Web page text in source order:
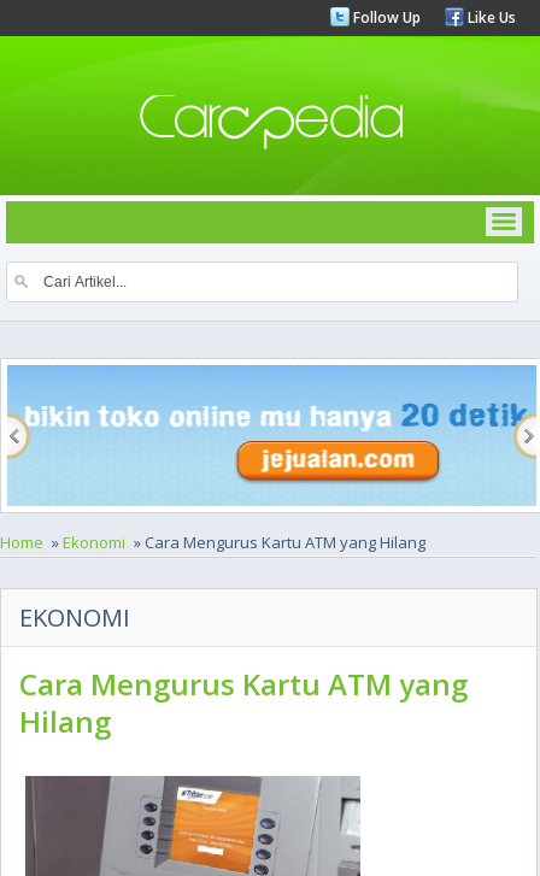
Follow Up Like Us
Home »Ekonomi » Cara Mengurus Kartu ATM yang Hilang
EKONOMI
Cara Mengurus Kartu ATM yang
Hilang